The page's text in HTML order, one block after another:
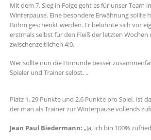
Mit dem 7. Sieg in Folge geht es für unser Team
Winterpause. Eine besondere Erwähnung sollte
Böhm geschenkt werden. Er belohnte sich vor
erstmals selbst für den Fleiß der letzten Wochen
zwischenzeitlichen 4:0.
Wer sollte nun die Hinrunde besser
Spieler und Trainer selbst. ..
Platz 1, 29 Punkte und 2,6 Punkte pro Spiel. Ist
der man als Trainer zur Winterpause vollends
Jean Paul Biedermann: „Ja, ich bin 100%